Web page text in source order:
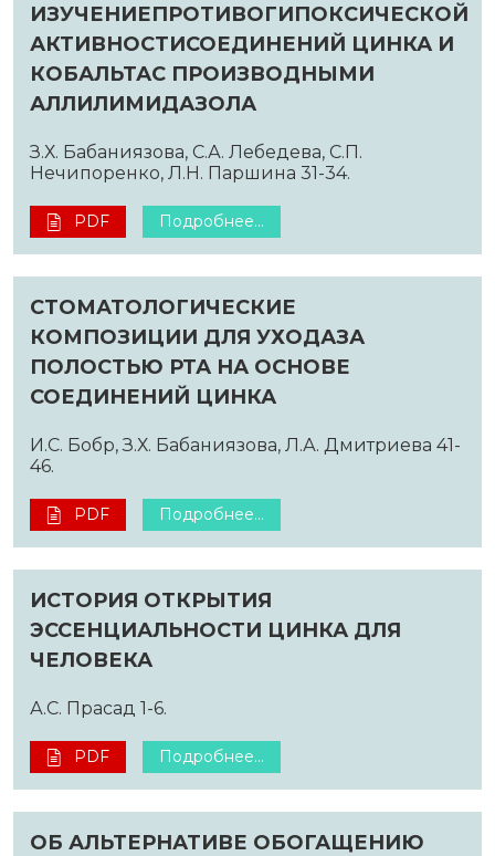
ИЗУЧЕНИЕПРОТИВОГИПОКСИЧЕСКОЙ
АКТИВНОСТИСОЕДИНЕНИЙ ЦИНКА И
КОБАЛЬТАС ПРОИЗВОДНЫМИ
АЛЛИЛИМИДАЗОЛА
З.Х. Бабаниязова, С.А. Лебедева, С.П.
Нечипоренко, Л.Н. Паршина 31-34.
PDF Подробнее...
СТОМАТОЛОГИЧЕСКИЕ
КОМПОЗИЦИИ ДЛЯ УХОДАЗА
ПОЛОСТЬЮ РТА НА ОСНОВЕ
СОЕДИНЕНИЙ ЦИНКА
И.С. Бобр, З.Х. Бабаниязова, Л.А. Дмитриева 41-
46.
PDF Подробнее...
ИСТОРИЯ ОТКРЫТИЯ
ЭССЕНЦИАЛЬНОСТИ ЦИНКА ДЛЯ
ЧЕЛОВЕКА
А.С. Прасад 1-6.
PDF Подробнее...
ОБ АЛЬТЕРНАТИВЕ ОБОГАЩЕНИЮ